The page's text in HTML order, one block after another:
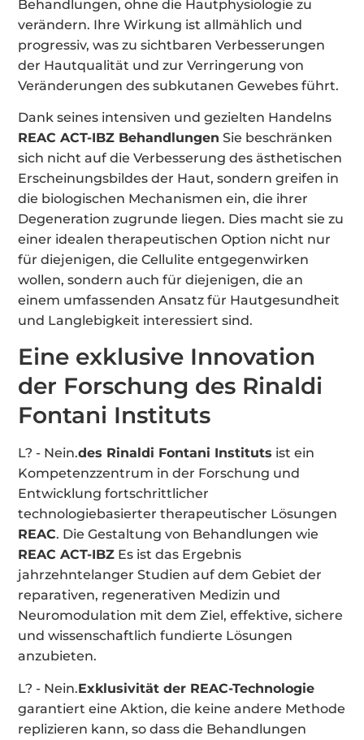
Behandlungen, ohne die Hautphysiologie zu
verändern. Ihre Wirkung ist allmählich und
progressiv, was zu sichtbaren Verbesserungen
der Hautqualität und zur Verringerung von
Veränderungen des subkutanen Gewebes führt.
Dank seines intensiven und gezielten Handelns
REAC ACT-IBZ Behandlungen Sie beschränken
sich nicht auf die Verbesserung des ästhetischen
Erscheinungsbildes der Haut, sondern greifen in
die biologischen Mechanismen ein, die ihrer
Degeneration zugrunde liegen. Dies macht sie zu
einer idealen therapeutischen Option nicht nur
für diejenigen, die Cellulite entgegenwirken
wollen, sondern auch für diejenigen, die an
einem umfassenden Ansatz für Hautgesundheit
und Langlebigkeit interessiert sind.
Eine exklusive Innovation
der Forschung des Rinaldi
Fontani Instituts
L? - Nein.des Rinaldi Fontani Instituts ist ein
Kompetenzzentrum in der Forschung und
Entwicklung fortschrittlicher
technologiebasierter therapeutischer Lösungen
REAC. Die Gestaltung von Behandlungen wie
REAC ACT-IBZ Es ist das Ergebnis
jahrzehntelanger Studien auf dem Gebiet der
reparativen, regenerativen Medizin und
Neuromodulation mit dem Ziel, effektive, sichere
und wissenschaftlich fundierte Lösungen
anzubieten.
L? - Nein.Exklusivität der REAC-Technologie
garantiert eine Aktion, die keine andere Methode
replizieren kann, so dass die Behandlungen